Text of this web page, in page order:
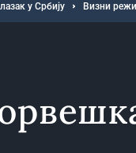
у Србију Визни